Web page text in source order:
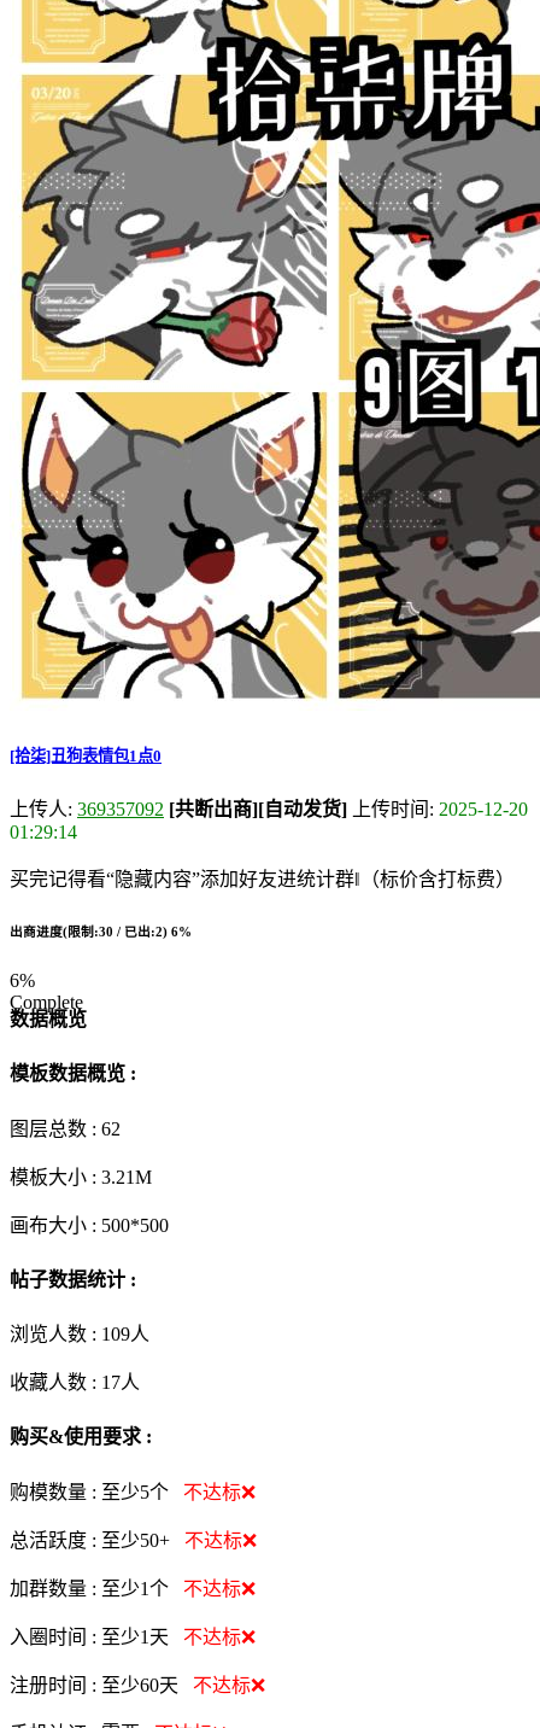
[拾柒]丑狗表情包1点0
上传人: 369357092 [共断出商][自动发货] 上传时间: 2025-12-20
01:29:14
买完记得看“隐藏内容”添加好友进统计群‖（标价含打标费）
出商进度(限制:30 / 已出:2) 6%
6%
Complete
数据概览
模板数据概览 :
图层总数 : 62
模板大小 : 3.21M
画布大小 : 500*500
帖子数据统计 :
浏览人数 : 109人
收藏人数 : 17人
购买&使用要求 :
购模数量 : 至少5个 不达标❌
总活跃度 : 至少50+ 不达标❌
加群数量 : 至少1个 不达标❌
入圈时间 : 至少1天 不达标❌
注册时间 : 至少60天 不达标❌